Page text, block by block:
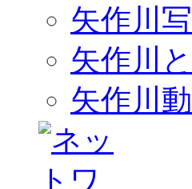
矢作川
矢作川
矢作川